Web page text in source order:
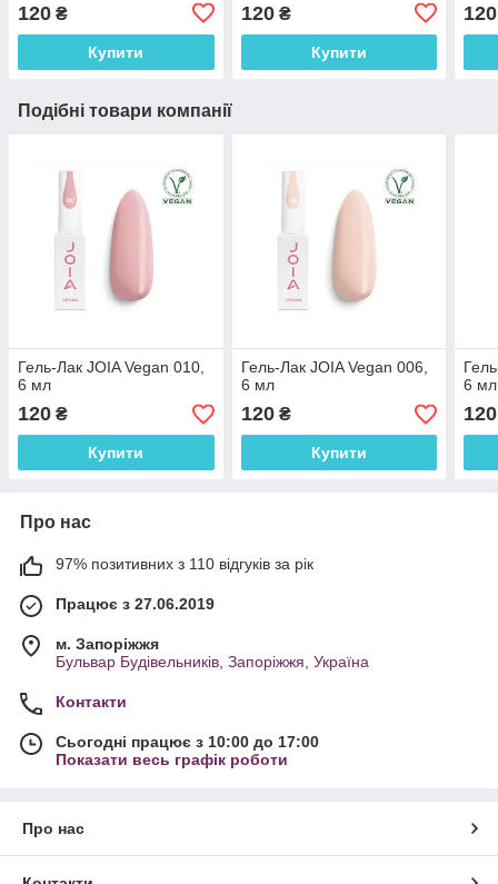
120 ₴
Купити
120₴
Купити
120
Подібні товари компанії
Гель-Лак JOIA Vegan 010,
6 мл
120 ₴
Купити
Гель-Лак JOIA Vegan 006,
6 мл
120₴
Купити
6 мл
120
Про нас
97% позитивних з 110 відгуків за рік
Працює з 27.06.2019
м. Запоріжжя
Бульвар Будівельників, Запоріжжя, Україна
Контакти
Сьогодні працює з 10:00 до 17:00
Показати весь графік роботи
Про нас